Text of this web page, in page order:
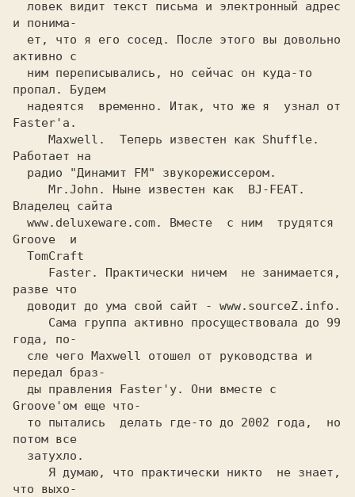
и понима-
активно c
пропал. Будем
  надеятся  временно. Итак, что же я  узнал от
Faster'a.
     Maxwell.
Теперь известен как
Работает на
  радио
"Динамит FM"
     Mr.John.
Ныне известен как
Владелец сайта
  www.deluxeware.com.
Groove
и
  TomCraft
     Faster.
Практически ничем  не занимается,
разве что
  доводит до ума свой сайт -
www.sourceZ.info.
года, по-
  сле чего
Maxwell отошел от руководства и
передал браз-
  ды правления
Faster'у.
Groove'ом еще что-
потом все
  зaтуxлo.
что выхо-